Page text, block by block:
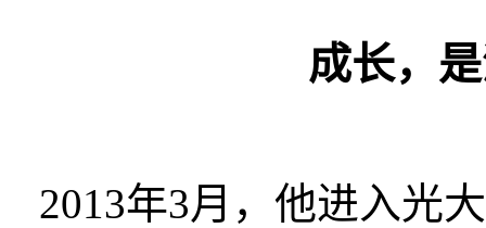
成长，
2013年3月，他进入光